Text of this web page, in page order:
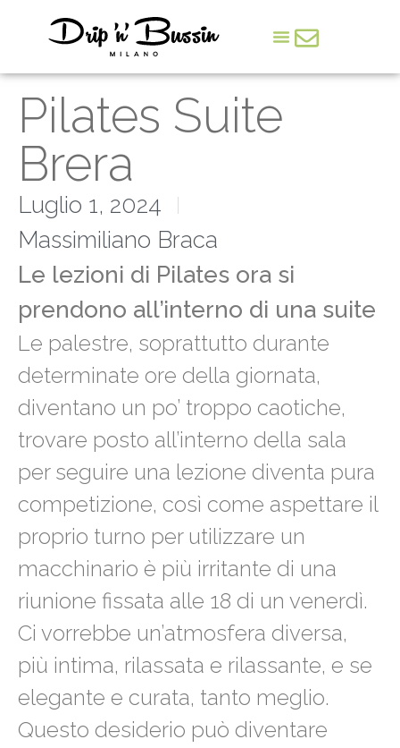
Pilates Suite
Brera
Luglio 1, 2024
Massimiliano Braca
Le lezioni di Pilates ora si
prendono all’interno di una suite
Le palestre, soprattutto durante
determinate ore della giornata,
diventano un po’ troppo caotiche,
trovare posto all’interno della sala
per seguire una lezione diventa pura
competizione, così come aspettare il
proprio turno per utilizzare un
macchinario è più irritante di una
riunione fissata alle 18 di un venerdì.
Ci vorrebbe un’atmosfera diversa,
più intima, rilassata e rilassante, e se
elegante e curata, tanto meglio.
Questo desiderio può diventare